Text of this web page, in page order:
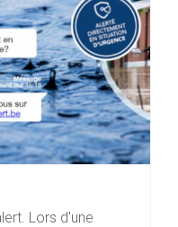
Lors d'une